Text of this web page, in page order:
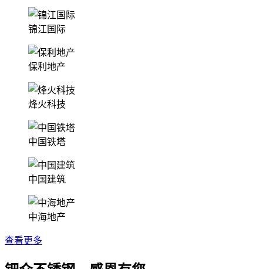
锦江国际
保利地产
烽火科技
中国铁塔
中国建筑
中海地产
查看更多